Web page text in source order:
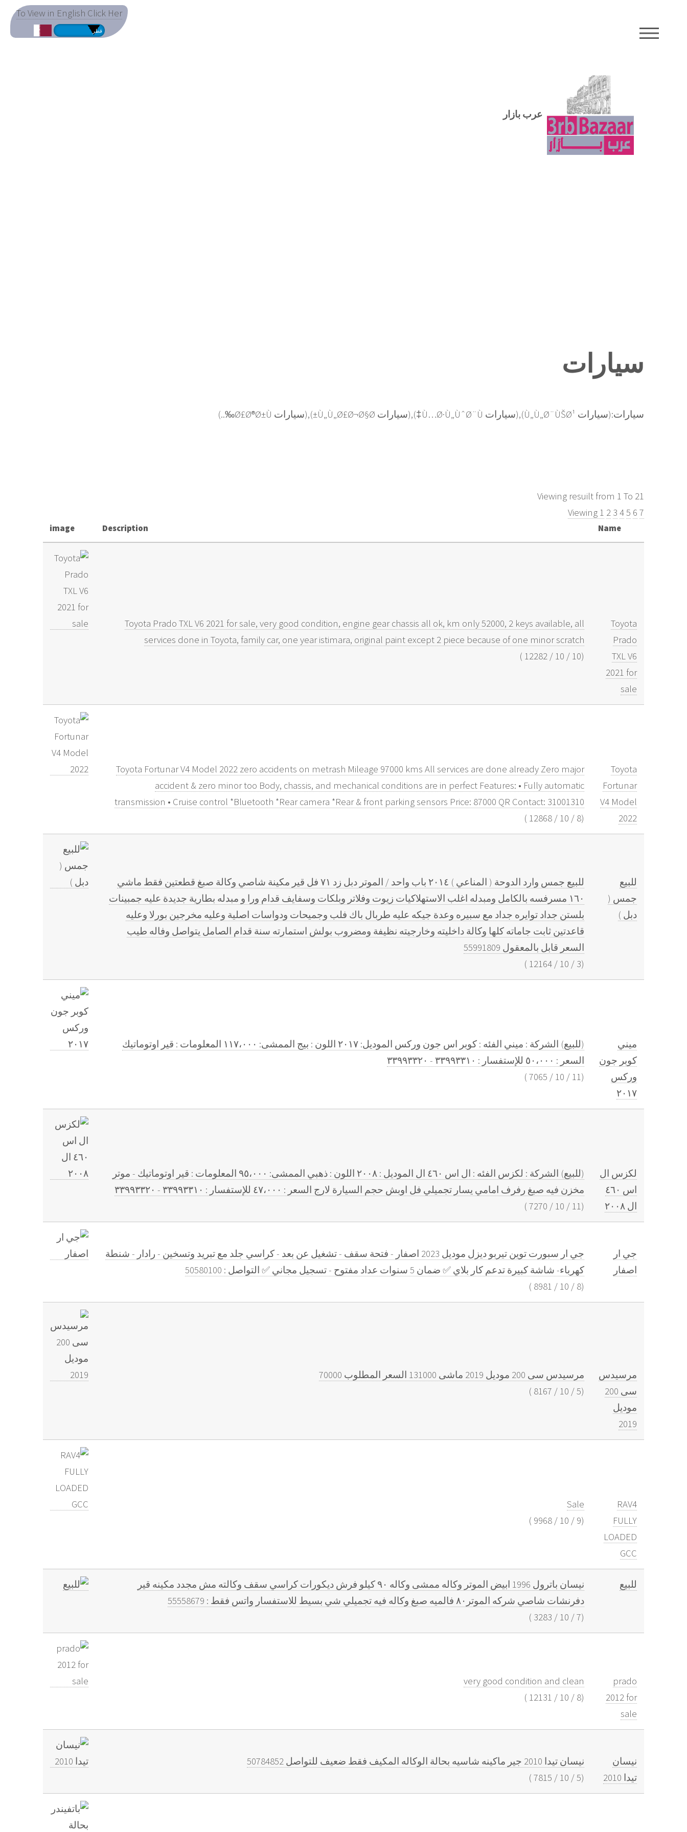
To View in English Click Her
عرب بازار
سيارات
سيارات:(سيارات Ù„Ù„Ø¨ÙŠØ¹),(سيارات Ù…Ø·Ù„ÙˆØ¨Ù‡),(سيارات Ù„Ù„Ø£Ø¬Ø§Ø±),(سيارات Ø£Ø®Ø±Ù‰..)
Viewing resuilt from 1 To 21
Viewing 1 2 3 45 6 7
Name
Description
image
Toyota
Prado
TXL V6
2021 for
sale
Toyota Prado TXL V6 2021 for sale, very good condition, engine gear chassis all ok, km only 52000, 2 keys available, all
services done in Toyota, family car, one year istimara, original paint except 2 piece because of one minor scratch
(
10
/
10
/
12282
)
Toyota
Fortunar
V4 Model
2022
Toyota Fortunar V4 Model 2022 zero accidents on metrash Mileage 97000 kms All services are done already Zero major
accident & zero minor too Body, chassis, and mechanical conditions are in perfect Features: • Fully automatic
transmission • Cruise control *Bluetooth *Rear camera *Rear & front parking sensors Price: 87000 QR Contact: 31001310
(
8
/
10
/
12868
)
للبيع
جمس (
دبل )
للبيع جمس وارد الدوحة ( المناعي ) ٢٠١٤ باب واحد / الموتر دبل زد ٧١ فل قير مكينة شاصي وكالة صبغ قطعتين فقط ماشي
١٦٠ مسرفسه بالكامل ومبدله اغلب الاستهلاكيات زيوت وفلاتر وبلكات وسفايف قدام ورا و مبدله بطارية جديدة عليه جمبينات
بلستن جداد توايره جداد مع سبيره وعدة جيكه عليه طربال باك فلب وجميحات ودواسات اصلية وعليه مخرجين بورلا وعليه
قاعدتين ثابت جاماته كلها وكالة داخليته وخارجيته نظيفة ومضروب بولش استمارته سنة قدام الصامل يتواصل وفاله طيب
السعر قابل بالمعقول 55991809
(
3
/
10
/
12164
)
ميني
كوبر جون
وركس
٢٠١٧
(للبيع) الشركة : ميني الفئه : كوبر اس جون وركس الموديل: ٢٠١٧ اللون : بيج الممشى: ١١٧،٠٠٠ المعلومات : قير اوتوماتيك
السعر : ٥٠،٠٠٠ للإستفسار : ٣٣٩٩٣٣١٠ - ٣٣٩٩٣٣٢٠
(
11
/
10
/
7065
)
لكزس ال
اس ٤٦٠
ال ٢٠٠٨
(للبيع) الشركة : لكزس الفئه : ال اس ٤٦٠ ال الموديل : ٢٠٠٨ اللون : ذهبي الممشى: ٩٥،٠٠٠ المعلومات : قير اوتوماتيك - موتر
مخزن فيه صبغ رفرف امامي يسار تجميلي فل اوبش حجم السيارة لارج السعر : ٤٧،٠٠٠ للإستفسار : ٣٣٩٩٣٣١٠ - ٣٣٩٩٣٣٢٠
(
11
/
10
/
7270
)
جي ار
اصفار
جي ار سبورت توين تيربو ديزل موديل 2023 اصفار - فتحة سقف - تشغيل عن بعد - كراسي جلد مع تبريد وتسخين - رادار - شنطة
كهرباء- شاشة كبيرة تدعم كار بلاي ✅ ضمان 5 سنوات عداد مفتوح - تسجيل مجاني ✅ التواصل : 50580100
(
8
/
10
/
8981
)
مرسيدس
سى 200
موديل
2019
مرسيدس سى 200 موديل 2019 ماشى 131000 السعر المطلوب 70000
(
5
/
10
/
8167
)
RAV4
FULLY
LOADED
GCC
Sale
(
9
/
10
/
9968
)
للبيع
نيسان باترول 1996 ابيض الموتر وكاله ممشى وكاله ٩٠ كيلو فرش ديكورات كراسي سقف وكالته مش مجدد مكينه قير
دفرنشات شاصي شركه الموتر٨٠ فالميه صبغ وكاله فيه تجميلي شي بسيط للاستفسار واتس فقط : 55558679
(
7
/
10
/
3283
)
prado
2012 for
sale
very good condition and clean
(
8
/
10
/
12131
)
نيسان
تيدا 2010
نيسان تيدا 2010 جير ماكينه شاسيه بحالة الوكاله المكيف فقط ضعيف للتواصل 50784852
(
5
/
10
/
7815
)